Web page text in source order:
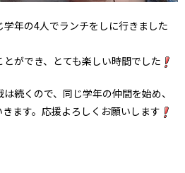
年の4人でランチをしに行きました
ができ、とても楽しい時間でした
続くので、同じ学年の仲間を始め、
ます。応援よろしくお願いします